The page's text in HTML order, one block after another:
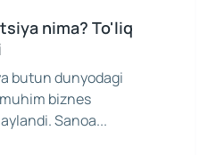
nima? To'liq
butun dunyodagi
biznes
Sanoa...